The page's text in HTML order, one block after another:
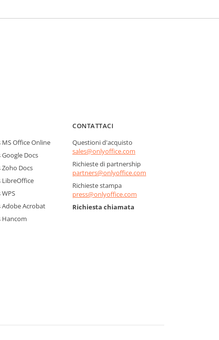
MS Office Online
Google Docs
Zoho Docs
LibreOffice
WPS
Adobe Acrobat
Hancom
CONTATTACI
Questioni d'acquisto
sales@onlyoffice.com
Richieste di partnership
partners@onlyoffice.com
Richieste stampa
press@onlyoffice.com
Richiesta chiamata